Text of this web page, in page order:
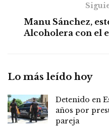
Manu Sánchez,
Alcoholera con el
Lo más leído hoy
Detenido en
años por
pareja